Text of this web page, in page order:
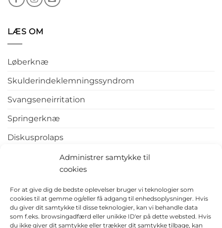
Administrer samtykke til
cookies
For at give dig de bedste oplevelser bruger vi teknologier som
cookies til at gemme og/eller få adgang til enhedsoplysninger. Hvis
du giver dit samtykke til disse teknologier, kan vi behandle data
som f.eks. browsingadfærd eller unikke ID'er på dette websted. Hvis
du ikke giver dit samtykke eller trækker dit samtykke tilbage, kan
LÆS OM
Løberknæ
Skulderindeklemningssyndrom
Svangseneirritation
Springerknæ
Diskusprolaps